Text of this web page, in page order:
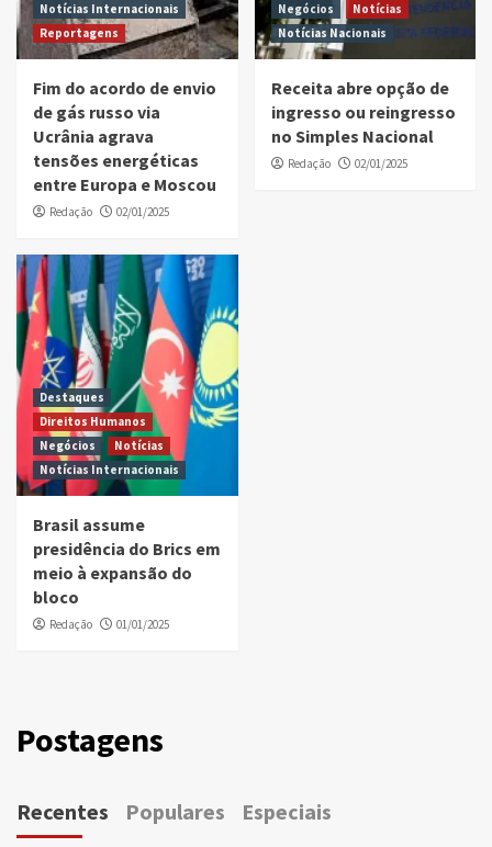
Notícias Internacionais
Reportagens
Fim do acordo de envio
de gás russo via
Ucrânia agrava
tensões energéticas
entre Europa e Moscou
Redação 02/01/2025
Negócios
Notícias
Notícias Nacionais
Receita abre opção de
ingresso ou reingresso
no Simples Nacional
Redação 02/01/2025
Destaques
Direitos Humanos
Negócios
Notícias
Notícias Internacionais
Brasil assume
presidência do Brics em
meio à expansão do
bloco
Redação 01/01/2025
Postagens
Recentes Populares Especiais